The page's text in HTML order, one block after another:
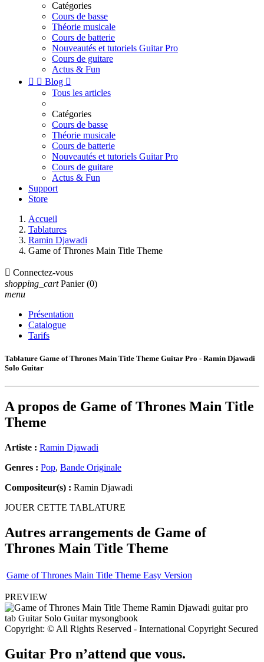
Catégories
Cours de basse
Théorie musicale
Cours de batterie
Nouveautés et tutoriels Guitar Pro
Cours de guitare
Actus & Fun
  Blog 
Tous les articles
Catégories
Cours de basse
Théorie musicale
Cours de batterie
Nouveautés et tutoriels Guitar Pro
Cours de guitare
Actus & Fun
Support
Store
Accueil
Tablatures
Ramin Djawadi
Game of Thrones Main Title Theme
 Connectez-vous
shopping_cart Panier (0)
menu
Présentation
Catalogue
Tarifs
Tablature Game of Thrones Main Title Theme Guitar Pro - Ramin Djawadi
Solo Guitar
A propos de Game of Thrones Main Title
Theme
Artiste : Ramin Djawadi
Genres : Pop, Bande Originale
Compositeur(s) : Ramin Djawadi
JOUER CETTE TABLATURE
Autres arrangements de Game of
Thrones Main Title Theme
Game of Thrones Main Title Theme Easy Version
PREVIEW
Copyright: © All Rights Reserved - International Copyright Secured
Guitar Pro n’attend que vous.